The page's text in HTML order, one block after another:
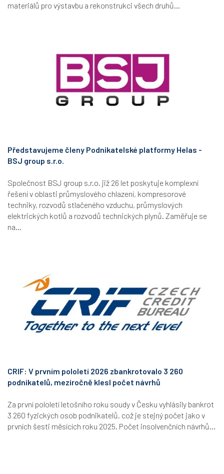
materiálů pro výstavbu a rekonstrukci všech druhů...
Představujeme členy Podnikatelské platformy Helas -
BSJ group s.r.o.
Společnost BSJ group s.r.o. již 26 let poskytuje komplexní
řešení v oblasti průmyslového chlazení, kompresorové
techniky, rozvodů stlačeného vzduchu, průmyslových
elektrických kotlů a rozvodů technických plynů. Zaměřuje se
na...
CRIF: V prvním pololetí 2026 zbankrotovalo 3 260
podnikatelů, meziročně klesl počet návrhů
Za první pololetí letošního roku soudy v Česku vyhlásily bankrot
3 260 fyzických osob podnikatelů, což je stejný počet jako v
prvních šesti měsících roku 2025. Počet insolvenčních návrhů...